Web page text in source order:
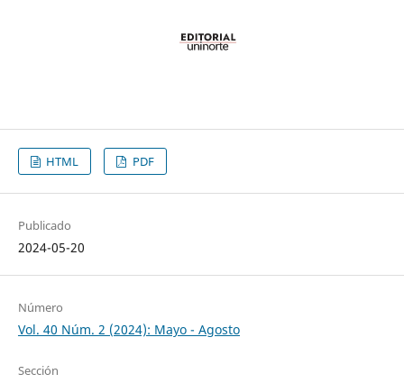
HTML PDF
Publicado
2024-05-20
Número
Vol. 40 Núm. 2 (2024): Mayo - Agosto
Sección